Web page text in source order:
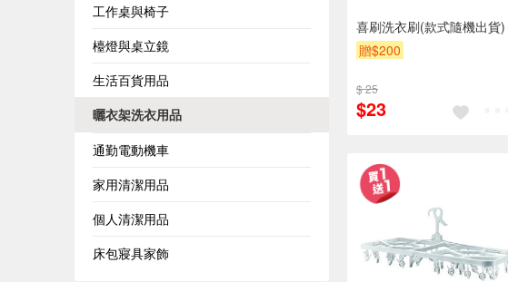
工作桌與椅子
檯燈與桌立鏡
生活百貨用品
曬衣架洗衣用品
通勤電動機車
家用清潔用品
個人清潔用品
床包寢具家飾
喜刷洗衣刷(款式隨機出貨)
贈$200
$ 25
$23